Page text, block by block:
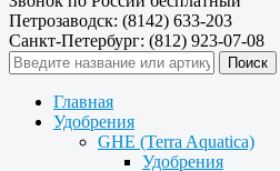
Петрозаводск: (8142) 633-203
Санкт-Петербург: (812) 923-07-08
Главная
Удобрения
GHE (Terra Aquatica)
Удобрения